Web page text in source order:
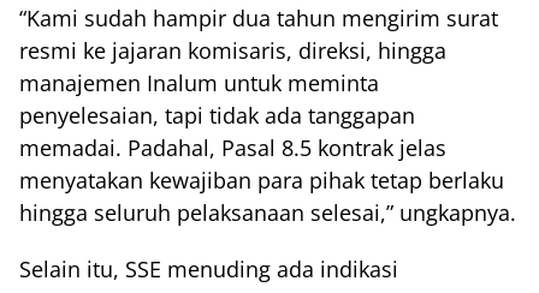
“Kami sudah hampir dua tahun mengirim surat
resmi ke jajaran komisaris, direksi, hingga
manajemen Inalum untuk meminta
penyelesaian, tapi tidak ada tanggapan
memadai. Padahal, Pasal 8.5 kontrak jelas
menyatakan kewajiban para pihak tetap berlaku
hingga seluruh pelaksanaan selesai,” ungkapnya.
Selain itu, SSE menuding ada indikasi